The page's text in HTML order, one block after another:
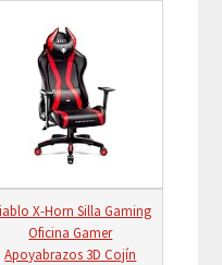
X-Horn Silla Gaming
Oficina Gamer
Apoyabrazos 3D Cojín